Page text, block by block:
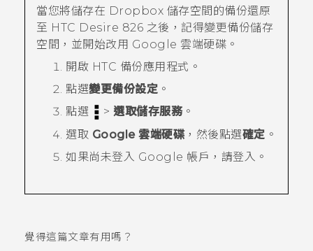
當您將儲存在 Dropbox 儲存空間的備份還原
至 HTC Desire 826 之後，記得變更備份儲存
空間，並開始改用 Google 雲端硬碟 。
開啟 HTC 備份應用程式。
點選變更備份設定 。
點選
> 選取儲存服務。
選取 Google 雲端硬碟，然後點選確定 。
如果尚未登入 Google 帳戶，請登入。
覺得這篇文章有用嗎？